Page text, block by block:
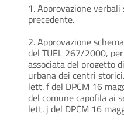
1. Approvazione
precedente.
2. Approvazione
del TUEL 267/2000,
associata del progetto
urbana dei centri
lett. f del DPCM 16
del comune capofila ai
lett. j del DPCM 16